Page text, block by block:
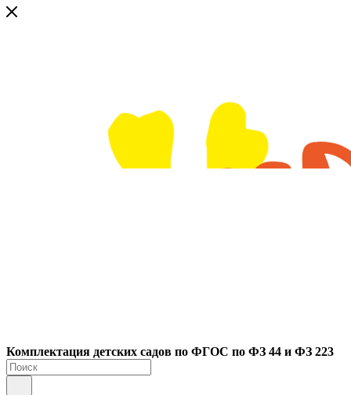
Комплектация детских садов по ФГОC по ФЗ 44 и ФЗ 223